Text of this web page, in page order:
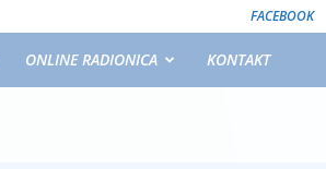
FACEBOOK
ONLINE RADIONICA KONTAKT